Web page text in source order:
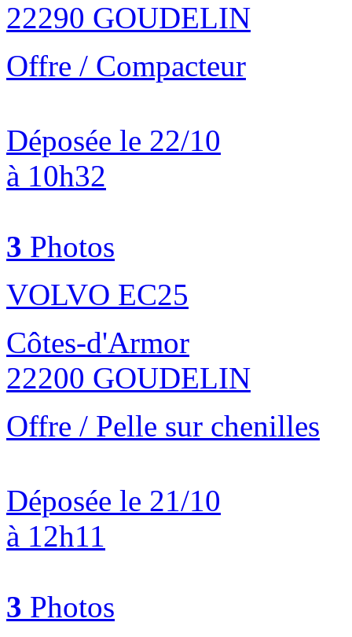
22290 GOUDELIN
Offre / Compacteur
Déposée le 22/10
à 10h32
3 Photos
VOLVO EC25
Côtes-d'Armor
22200 GOUDELIN
Offre / Pelle sur chenilles
Déposée le 21/10
à 12h11
3 Photos